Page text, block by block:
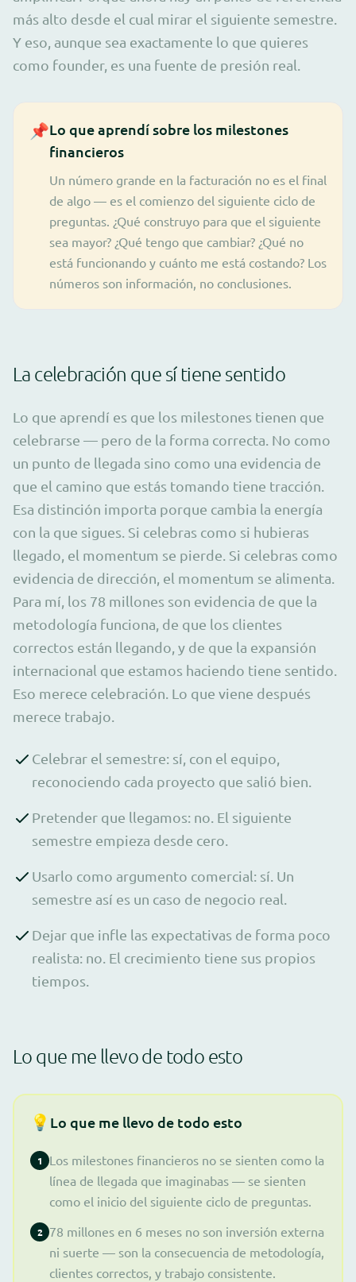
más alto desde el cual mirar el siguiente semestre.
Y eso, aunque sea exactamente lo que quieres
como founder, es una fuente de presión real.
📌Lo que aprendí sobre los milestones
financieros
Un número grande en la facturación no es el final
de algo — es el comienzo del siguiente ciclo de
preguntas. ¿Qué construyo para que el siguiente
sea mayor? ¿Qué tengo que cambiar? ¿Qué no
está funcionando y cuánto me está costando? Los
números son información, no conclusiones.
La celebración que sí tiene sentido
Lo que aprendí es que los milestones tienen que
celebrarse — pero de la forma correcta. No como
un punto de llegada sino como una evidencia de
que el camino que estás tomando tiene tracción.
Esa distinción importa porque cambia la energía
con la que sigues. Si celebras como si hubieras
llegado, el momentum se pierde. Si celebras como
evidencia de dirección, el momentum se alimenta.
Para mí, los 78 millones son evidencia de que la
metodología funciona, de que los clientes
correctos están llegando, y de que la expansión
internacional que estamos haciendo tiene sentido.
Eso merece celebración. Lo que viene después
merece trabajo.
Celebrar el semestre: sí, con el equipo,
reconociendo cada proyecto que salió bien.
Pretender que llegamos: no. El siguiente
semestre empieza desde cero.
Usarlo como argumento comercial: sí. Un
semestre así es un caso de negocio real.
Dejar que infle las expectativas de forma poco
realista: no. El crecimiento tiene sus propios
tiempos.
Lo que me llevo de todo esto
💡 Lo que me llevo de todo esto
1
Los milestones financieros no se sienten como la
línea de llegada que imaginabas — se sienten
como el inicio del siguiente ciclo de preguntas.
2 78 millones en 6 meses no son inversión externa
ni suerte — son la consecuencia de metodología,
clientes correctos, y trabajo consistente.